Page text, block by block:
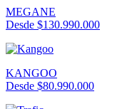
MEGANE
Desde $130.990.000
KANGOO
Desde $80.990.000